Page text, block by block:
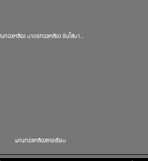
ทองเหลือง บาตรทองเหลือง ขันใส่บา...
พานทองเหลืองลายเรียบ